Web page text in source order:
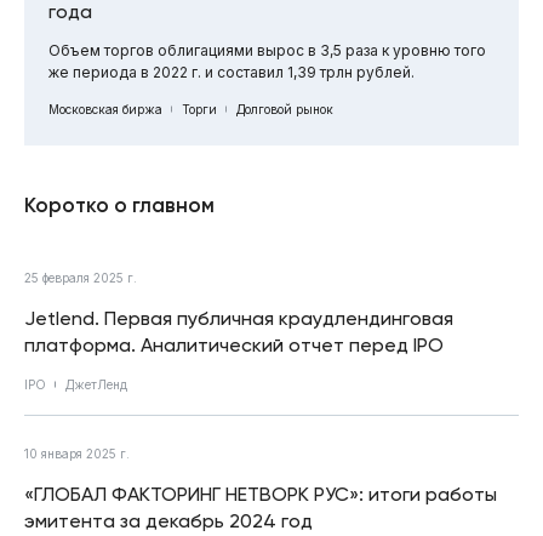
года
Объем торгов облигациями вырос в 3,5 раза к уровню того
же периода в 2022 г. и составил 1,39 трлн рублей.
Московская биржа Торги Долговой рынок
Коротко о главном
25 февраля 2025 г.
Jetlend. Первая публичная краудлендинговая
платформа. Аналитический отчет перед IPO
IPO ДжетЛенд
10 января 2025 г.
«ГЛОБАЛ ФАКТОРИНГ НЕТВОРК РУС»: итоги работы
эмитента за декабрь 2024 год